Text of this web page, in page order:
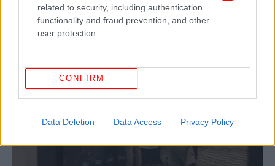
related to security, including authentication
functionality and fraud prevention, and other
user protection.
CONFIRM
Data Deletion Data Access Privacy Policy